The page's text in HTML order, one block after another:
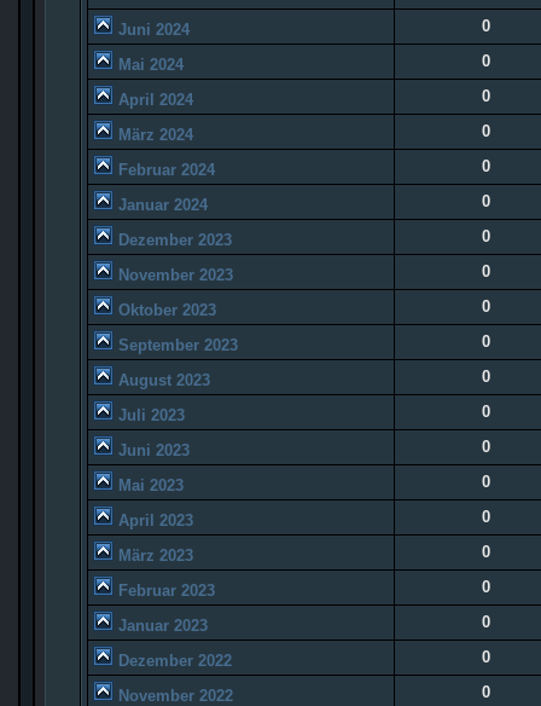
Juni 2024 0
Mai 2024 0
April 2024 0
März 2024 0
Februar 2024 0
Januar 2024 0
Dezember 2023 0
November 2023 0
Oktober 2023 0
September 2023 0
August 2023 0
Juli 2023 0
Juni 2023 0
Mai 2023 0
April 2023 0
März 2023 0
Februar 2023 0
Januar 2023 0
Dezember 2022 0
November 2022 0